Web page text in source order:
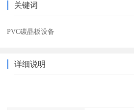
关键词
PVC碳晶板设备
详细说明